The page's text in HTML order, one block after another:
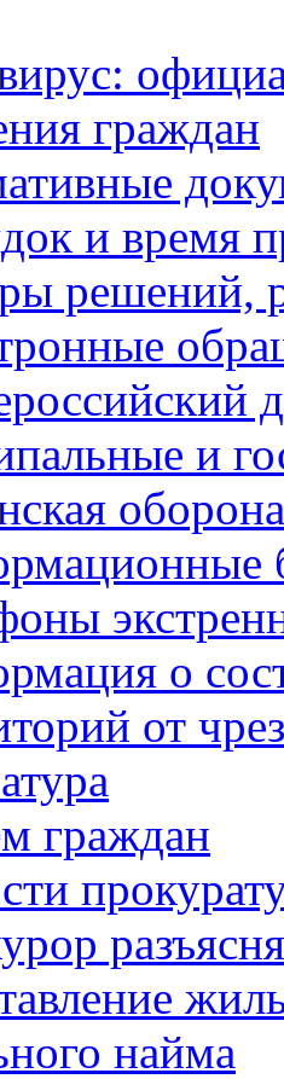
граждан
и время
решений,
и
о
от
граждан
найма